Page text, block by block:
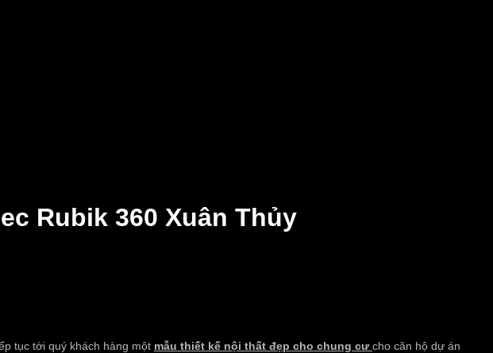
Rubik 360 Xuân Thủy
tục tới quý khách hàng một mẫu thiết kế nội thất đẹp cho chung cưcho căn hộ dự án